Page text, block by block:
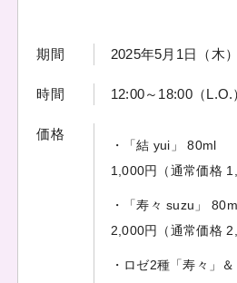
期間 2025年5月1日（木
時間 12:00～18:00（L.O.
価格
・「結 yui」 80ml
1,000円（通常価格
・「寿々 suzu」
2,000円（通常価格
・ロゼ2種「寿々」